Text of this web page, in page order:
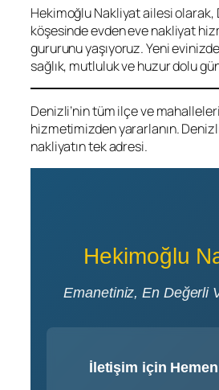
Hekimoğlu Nakliyat ailesi olarak,
köşesinde evden eve nakliyat
gururunu yaşıyoruz. Yeni
sağlık, mutluluk ve huzur dolu
Denizli’nin tüm ilçe ve
hizmetimizden yararlanın.
nakliyatın tek adresi.
Hekimoğlu
Emanetiniz, En Değerli
İletişim için Hemen